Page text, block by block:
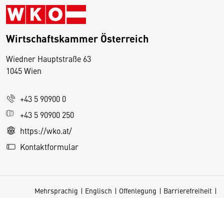
Wirtschaftskammer Österreich
Wiedner Hauptstraße 63
1045 Wien
+43 5 90900 0
+43 5 90900 250
https://wko.at/
Kontaktformular
Mehrsprachig Englisch Offenlegung
Barrierefreiheit
D
s
e
S
e